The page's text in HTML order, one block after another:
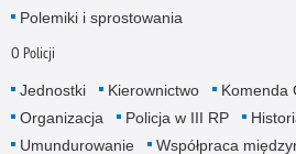
Polemiki i sprostowania
O Policji
Jednostki Kierownictwo
Komenda
Organizacja
Policja w III RP
Umundurowanie
Współpraca